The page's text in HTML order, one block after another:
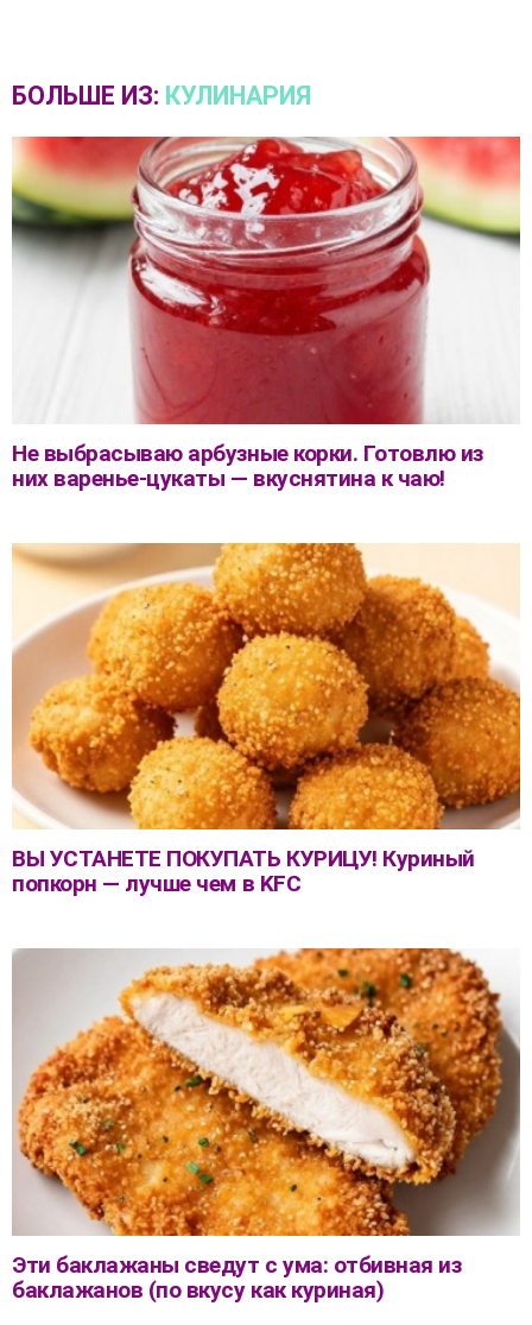
БОЛЬШЕ ИЗ: КУЛИНАРИЯ
Не выбрасываю арбузные корки. Готовлю из
них варенье-цукаты — вкуснятина к чаю!
ВЫ УСТАНЕТЕ ПОКУПАТЬ КУРИЦУ! Куриный
попкорн — лучше чем в KFC
Эти баклажаны сведут с ума: отбивная из
баклажанов (по вкусу как куриная)